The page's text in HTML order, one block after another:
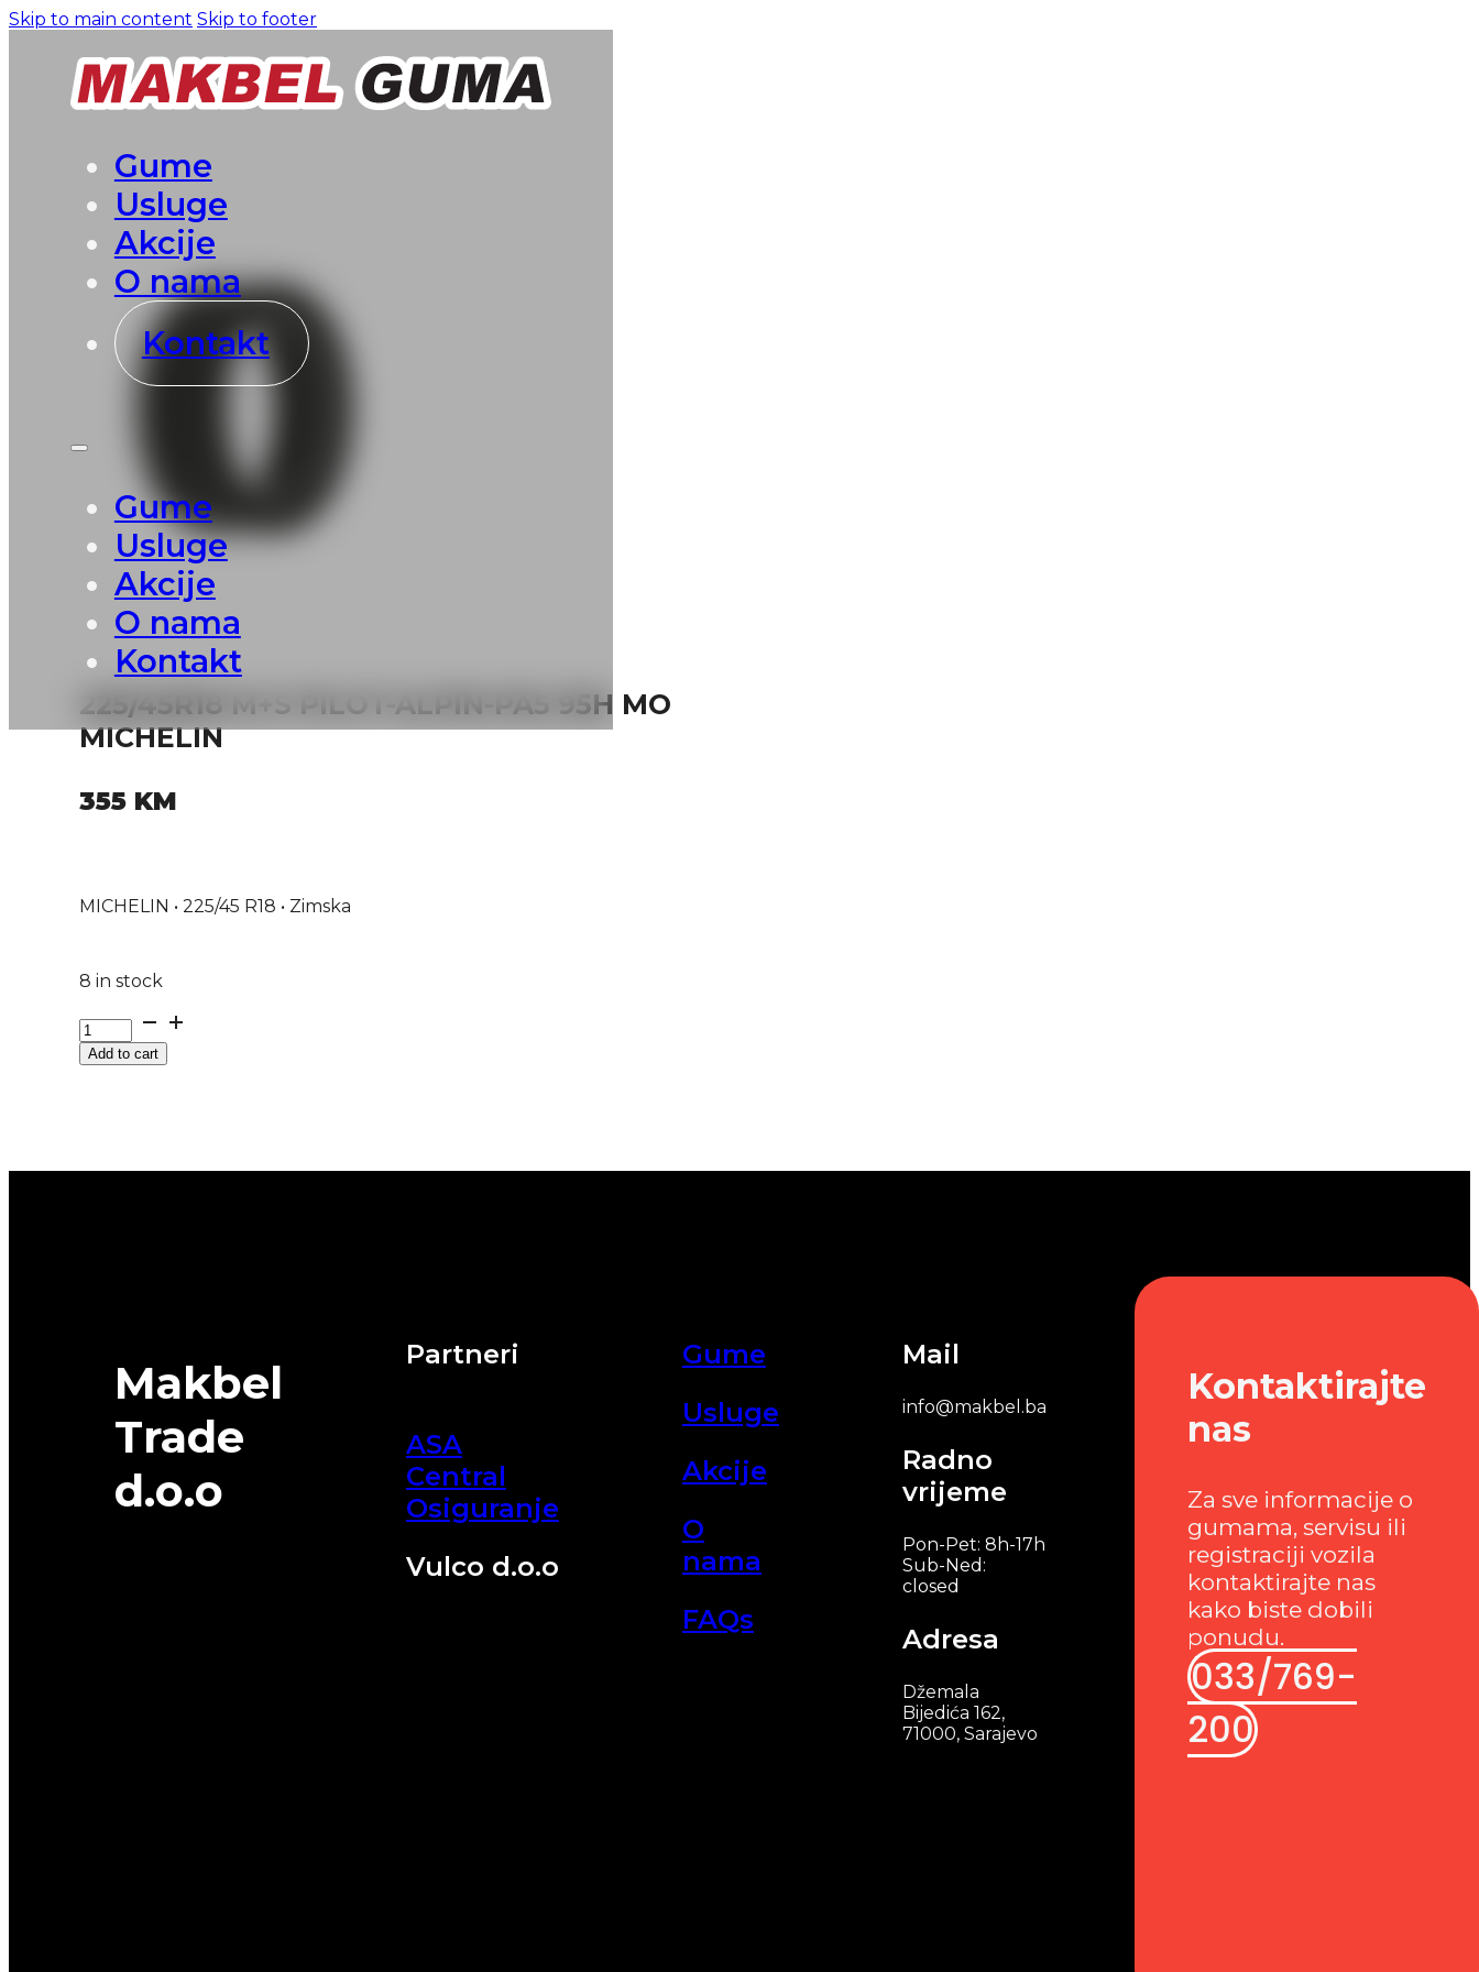
Skip to main content Skip to footer
Gume
Usluge
Akcije
O nama
Kontakt
Gume
Usluge
Akcije
O nama
Kontakt
225/45R18 M+S PILOT-ALPIN-PA5 95H MO
MICHELIN
355 KM
MICHELIN • 225/45 R18 • Zimska
8 in stock
225/45R18
M+S
PILOT-
Add to cart
Makbel
Trade
d.o.o
Partneri
ASA
Central
Osiguranje
Vulco d.o.o
Gume
Usluge
Akcije
O
nama
FAQs
Mail
info@makbel.ba
Radno
vrijeme
Pon-Pet: 8h-17h
Sub-Ned:
closed
Adresa
Džemala
Bijedića 162,
71000, Sarajevo
Kontaktirajte
nas
Za sve informacije o
gumama, servisu ili
registraciji vozila
kontaktirajte nas
kako biste dobili
ponudu.
033/769-
200